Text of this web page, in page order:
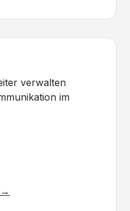
verwalten
im